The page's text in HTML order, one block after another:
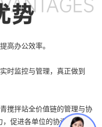
高办公效率。
时监控与管理，真正做到
搅拌站全价值链的管理与协
促进各单位的协调合作，